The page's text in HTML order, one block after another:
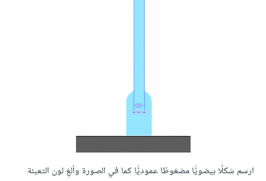
ارسم شكلًا بيضويًّا مضغوطًا عموديًّا كما في الصورة وألغِ لون التعبئة